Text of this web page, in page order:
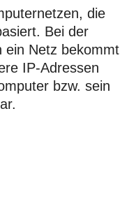
die
Bei der
ein Netz bekommt
IP-Adressen
bzw. sein